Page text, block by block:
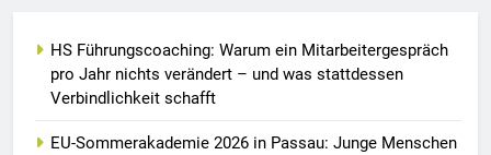
HS Führungscoaching: Warum ein Mitarbeitergespräch
pro Jahr nichts verändert – und was stattdessen
Verbindlichkeit schafft
EU-Sommerakademie 2026 in Passau: Junge Menschen